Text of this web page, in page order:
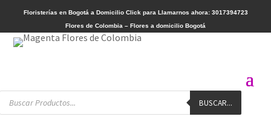
Floristerías en Bogotá a Domicilio Click para Llamarnos ahora: 3017394723
Flores de Colombia – Flores a domicilio Bogotá
BUSCAR...